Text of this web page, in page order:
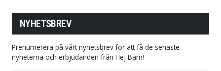
NYHETSBREV
Prenumerera på vårt nyhetsbrev för att få de senaste
nyheterna och erbjudanden från Hej Barn!